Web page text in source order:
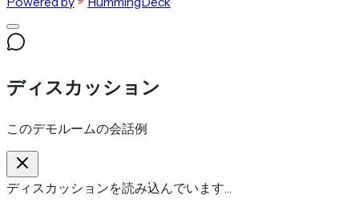
ディスカッション
このデモルームの会話例
ディスカッションを読み込んでいます…